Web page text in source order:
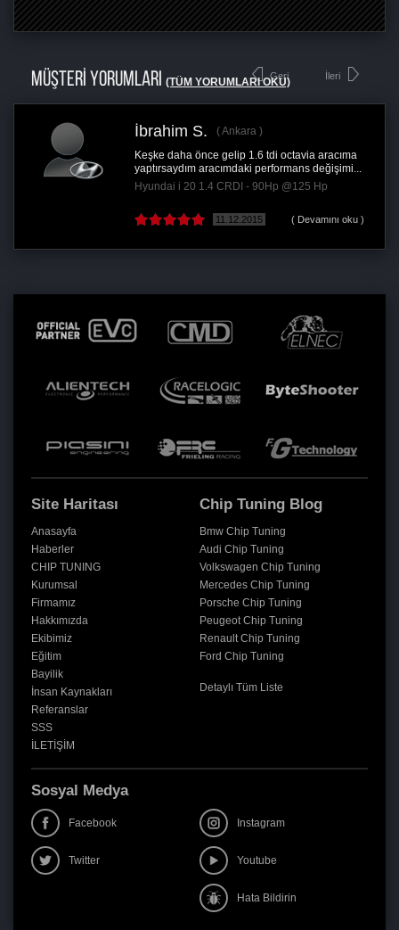
MÜŞTERİ YORUMLARI (TÜM YORUMLARI OKU)
Geri
İbrahim S.
Ankara
Keşke daha önce gelip 1.6 tdi octavia aracıma
yaptırsaydım aracımdaki performans değişimi...
Hyundai i 20 1.4 CRDI - 90Hp @125 Hp
11.12.2015 ( Devamını oku )
İleri
Site Haritası
Anasayfa
Haberler
CHIP TUNING
Kurumsal
Firmamız
Hakkımızda
Ekibimiz
Eğitim
Bayilik
İnsan Kaynakları
Referanslar
SSS
İLETİŞİM
Chip Tuning Blog
Bmw Chip Tuning
Audi Chip Tuning
Volkswagen Chip Tuning
Mercedes Chip Tuning
Porsche Chip Tuning
Peugeot Chip Tuning
Renault Chip Tuning
Ford Chip Tuning
Detaylı Tüm Liste
Sosyal Medya
Facebook Instagram
Twitter Youtube
Hata Bildirin